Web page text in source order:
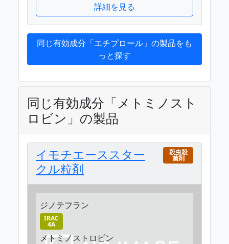
詳細を見る
同じ有効成分「エチプロール」の製品をも
っと探す
同じ有効成分「メトミノスト
ロビン」の製品
イモチエーススター
クル粒剤
殺虫殺
菌剤
ジノテフラン
IRAC
4A
メトミノストロビン